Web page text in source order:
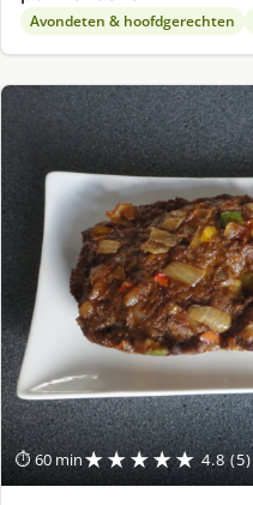
Avondeten & hoofdgerechten
⏱ 60 min★★★★★ 4.8 (5)